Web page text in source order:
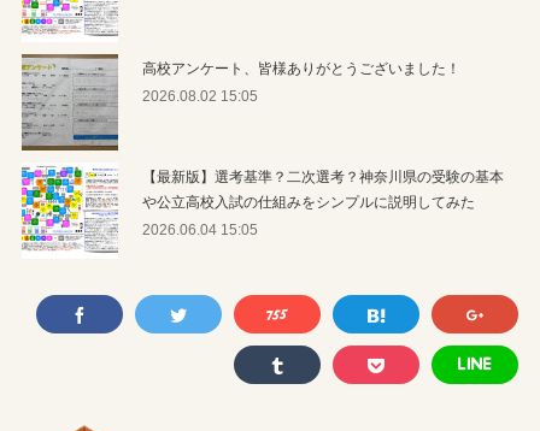
高校アンケート、皆様ありがとうございました！
2026.08.02 15:05
【最新版】選考基準？二次選考？神奈川県の受験の基本
や公立高校入試の仕組みをシンプルに説明してみた
2026.06.04 15:05